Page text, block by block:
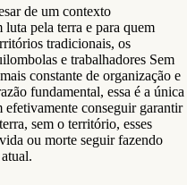
de um contexto
pela terra e para quem
tradicionais, os
e trabalhadores Sem
constante de organização e
fundamental, essa é a única
efetivamente conseguir garantir
sem o território, esses
ou morte seguir fazendo